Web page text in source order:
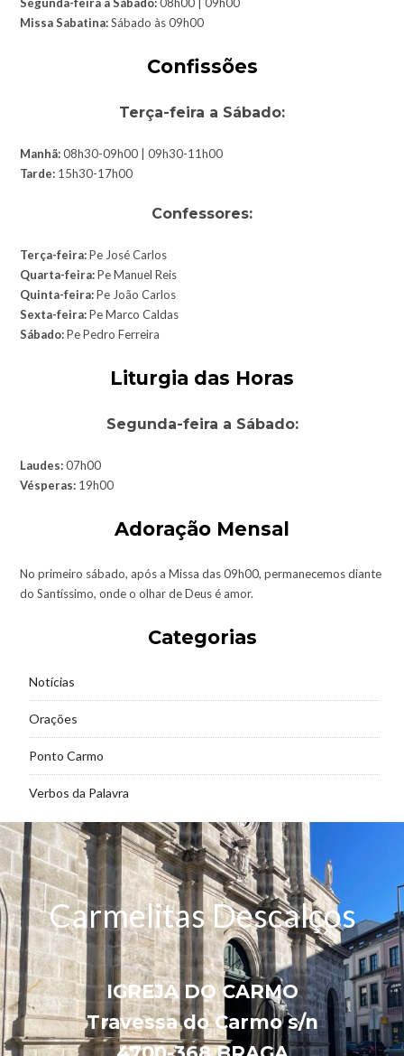
Missa Sabatina:Sábado às 09h00
Confissões
Terça-feira a Sábado:
Manhã:08h30-09h00 | 09h30-11h00
Tarde:15h30-17h00
Confessores:
Terça-feira:Pe José Carlos
Quarta-feira:Pe Manuel Reis
Quinta-feira:Pe João Carlos
Sexta-feira:Pe Marco Caldas
Sábado:Pe Pedro Ferreira
Liturgia das Horas
Segunda-feira a Sábado:
Laudes:07h00
Vésperas: 19h00
Adoração Mensal
No primeiro sábado, após a Missa das 09h00, permanecemos diante
do Santíssimo, onde o olhar de Deus é amor.
Categorias
Notícias
Orações
Ponto Carmo
Verbos da Palavra
Carmelitas Descalços
IGREJA DO CARMO
Travessa do Carmo s/n